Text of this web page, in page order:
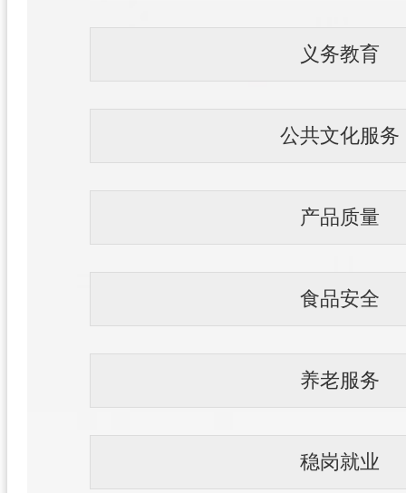
义务教育
公共文化服务
产品质量
食品安全
养老服务
稳岗就业